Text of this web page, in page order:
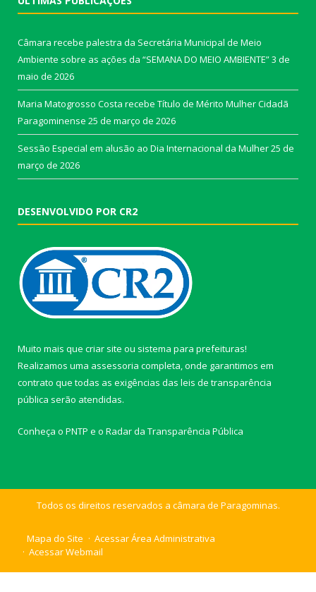
Câmara recebe palestra da Secretária Municipal de Meio
Ambiente sobre as ações da “SEMANA DO MEIO AMBIENTE”3 de
maio de 2026
Maria Matogrosso Costa recebe Título de Mérito Mulher Cidadã
Paragominense 25 de março de 2026
Sessão Especial em alusão ao Dia Internacional da Mulher25 de
março de 2026
DESENVOLVIDO POR CR2
Muito mais que criar site ou sistema para prefeituras!
Realizamos uma assessoria completa, onde garantimos em
contrato que todas as exigências das leis de transparência
pública serão atendidas.
Conheça o PNTP e o Radar da Transparência Pública
Todos os direitos reservados a câmara de Paragominas.
Mapa do Site
Acessar Área Administrativa
Acessar Webmail